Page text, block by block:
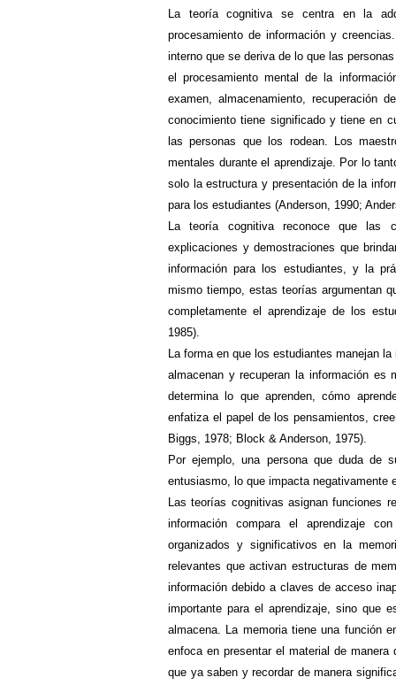
La teoría cognitiva se centra enla
procesamiento de información y
interno que se deriva de lo que las
el procesamiento mental de la
examen, almacenamiento, recuperación
conocimiento tiene significado y tiene en
las personas que los rodean. Los
mentales durante el aprendizaje. Por lo
solo la estructura y presentación de la
para los estudiantes (Anderson, 1990;
La teoría cognitiva reconoceque las
explicaciones y demostraciones que
información para los estudiantes, y la
mismo tiempo, estas teorías argumentan
completamente el aprendizaje de los
1985).
La forma en que los estudiantes manejan
almacenan y recuperan la información es
determina lo que aprenden, cómo
enfatiza el papel de los pensamientos,
Biggs, 1978; Block & Anderson, 1975).
Por ejemplo, una persona que duda de
entusiasmo, lo que impacta negativamente
Las teorías cognitivas asignan funciones
información compara el aprendizaje
organizados y significativos en la
relevantes que activan estructuras de
información debido a claves de acceso
importante para el aprendizaje, sino que
almacena. La memoria tiene una función
enfoca en presentar el material de
que ya saben y recordar de manera